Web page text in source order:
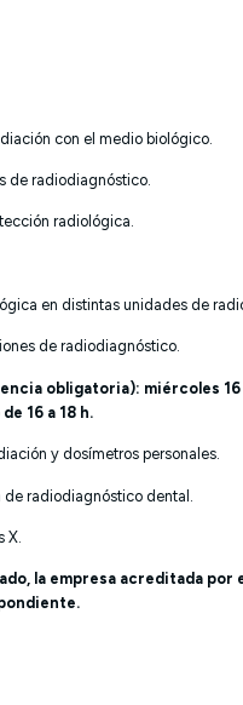
con el medio biológico.
de radiodiagnóstico.
radiológica.
en distintas unidades de
de radiodiagnóstico.
obligatoria): miércoles
16 a 18 h.
y dosímetros personales.
radiodiagnóstico dental.
X.
la empresa acreditada por